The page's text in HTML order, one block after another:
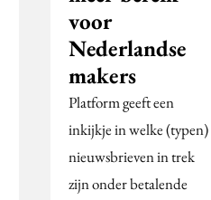
voor
Nederlandse
makers
Platform geeft een
inkijkje in welke (typen)
nieuwsbrieven in trek
zijn onder betalende